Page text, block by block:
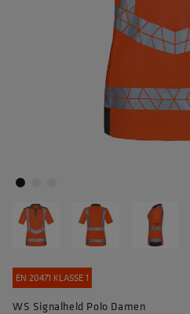
EN 20471 KLASSE 1
WS Signalheld Polo Damen